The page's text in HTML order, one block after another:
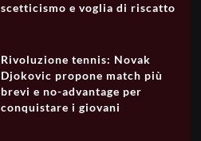
scetticismo e voglia di riscatto
Rivoluzione tennis: Novak
Djokovic propone match più
brevi e no-advantage per
conquistare i giovani